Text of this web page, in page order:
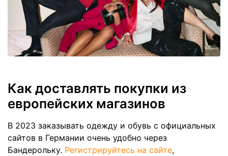
Как доставлять покупки из
европейских магазинов
В 2023 заказывать одежду и обувь с официальных
сайтов в Германии очень удобно через
Бандерольку. Регистрируйтесь на сайте,